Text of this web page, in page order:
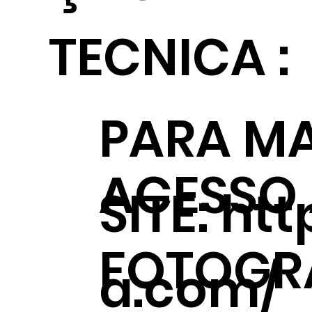
PARA
SITE:
a.com/
TECNICA :